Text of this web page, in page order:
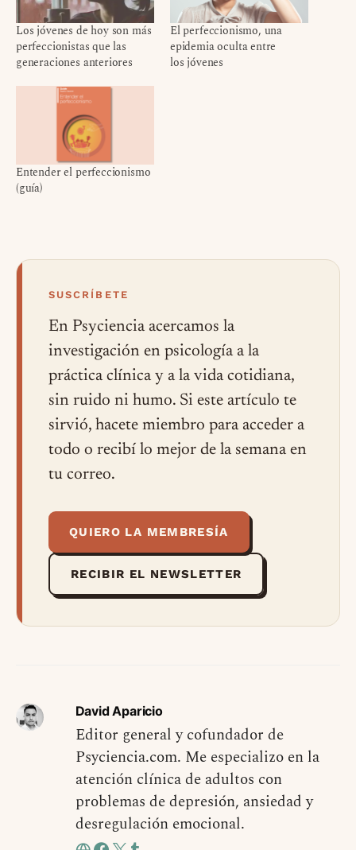
Los jóvenes de hoy son más
perfeccionistas que las
generaciones anteriores
El perfeccionismo, una
epidemia oculta entre
los jóvenes
Entender el perfeccionismo
(guía)
SUSCRÍBETE
En Psyciencia acercamos la
investigación en psicología a la
práctica clínica y a la vida cotidiana,
sin ruido ni humo. Si este artículo te
sirvió, hacete miembro para acceder a
todo o recibí lo mejor de la semana en
tu correo.
QUIERO LA MEMBRESÍA
RECIBIR EL NEWSLETTER
David Aparicio
Editor general y cofundador de
Psyciencia.com. Me especializo en la
atención clínica de adultos con
problemas de depresión, ansiedad y
desregulación emocional.